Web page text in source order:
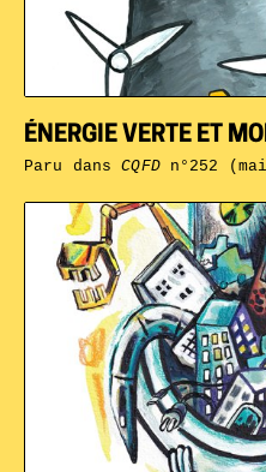
ÉNERGIE VERTE ET
Paru dansCQFDn°252